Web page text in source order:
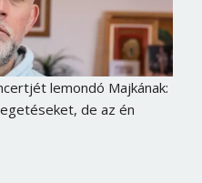
lemondó Majkának:
de az én